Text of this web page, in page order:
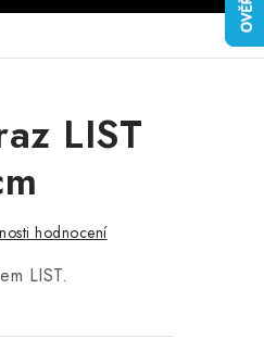
LIST
hodnocení
LIST.